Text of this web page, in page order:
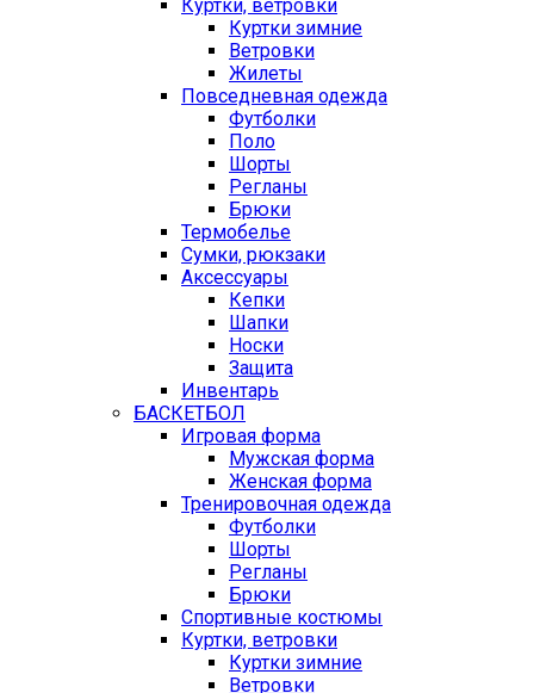
Куртки, ветровки
Куртки зимние
Ветровки
Жилеты
Повседневная одежда
Футболки
Поло
Шорты
Регланы
Брюки
Термобелье
Сумки, рюкзаки
Аксессуары
Кепки
Шапки
Носки
Защита
Инвентарь
БАСКЕТБОЛ
Игровая форма
Мужская форма
Женская форма
Тренировочная одежда
Футболки
Шорты
Регланы
Брюки
Спортивные костюмы
Куртки, ветровки
Куртки зимние
Ветровки